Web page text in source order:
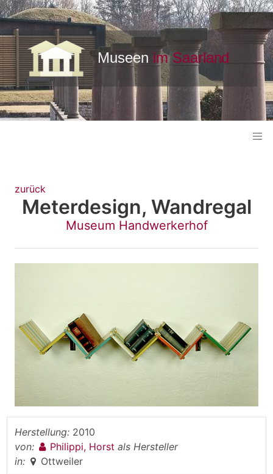
zurück
Meterdesign, Wandregal
Museum Handwerkerhof
Herstellung: 2010
von:
Philippi, Horst als Hersteller
in:
Ottweiler